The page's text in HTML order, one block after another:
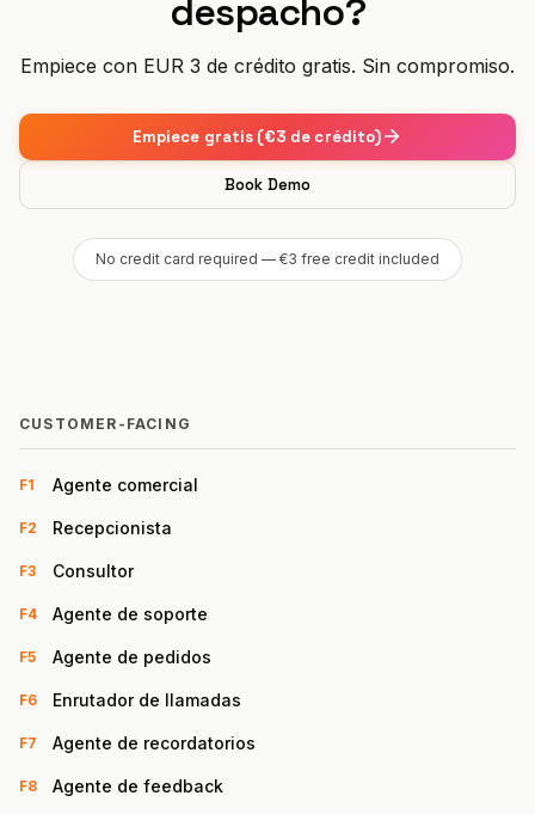
despacho?
Empiece con EUR 3 de crédito gratis. Sin compromiso.
Empiece gratis (€3 de crédito)
Book Demo
No credit card required — €3 free credit included
CUSTOMER-FACING
F1 Agente comercial
F2 Recepcionista
F3 Consultor
F4 Agente de soporte
F5 Agente de pedidos
F6 Enrutador de llamadas
F7 Agente de recordatorios
F8 Agente de feedback